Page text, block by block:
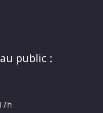
public :